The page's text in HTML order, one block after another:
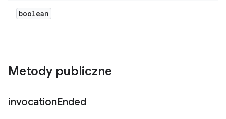
boolean
Metody publiczne
invocationEnded